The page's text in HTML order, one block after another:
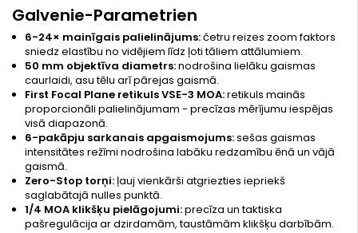
Galvenie-Parametrien
6-24× mainīgais palielinājums:četru reizes zoom faktors
sniedz elastību no vidējiem līdz ļoti tāliem attālumiem.
50 mm objektīva diametrs:nodrošina lielāku gaismas
caurlaidi, asu tēlu arī pārejas gaismā.
First Focal Plane retikuls VSE-3 MOA:retikuls mainās
proporcionāli palielinājumam - precīzas mērījumu iespējas
visā diapazonā.
6-pakāpju sarkanais apgaismojums:sešas gaismas
intensitātes režīmi nodrošina labāku redzamību ēnā un vājā
gaismā.
Zero-Stop torņi: ļauj vienkārši atgriezties iepriekš
saglabātajā nulles punktā.
1/4 MOA klikšķu pielāgojumi:precīza un taktiska
pašregulācija ar dzirdamām, taustāmām klikšķu darbībām.